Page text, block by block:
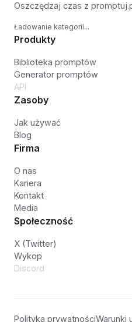
Oszczędzaj czas z
Ładowanie kategorii...
Produkty
Biblioteka promptów
Generator promptów
API
Zasoby
Jak używać
Blog
Firma
O nas
Kariera
Kontakt
Media
Społeczność
X (Twitter)
Wykop
Discord
Polityka prywatnościWarunki